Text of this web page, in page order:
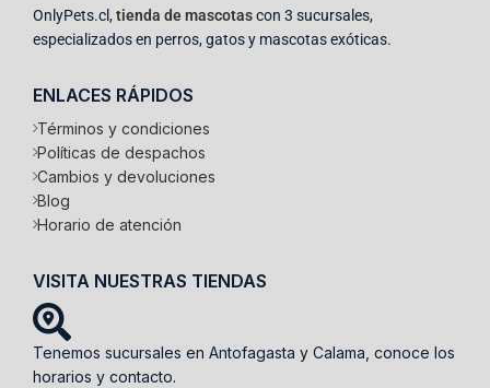
OnlyPets.cl,tienda de mascotascon 3 sucursales,
especializados en perros, gatos y mascotas exóticas.
ENLACES RÁPIDOS
Términos y condiciones
Políticas de despachos
Cambios y devoluciones
Blog
Horario de atención
VISITA NUESTRAS TIENDAS
Tenemos sucursales en Antofagasta y Calama, conoce los
horarios y contacto.